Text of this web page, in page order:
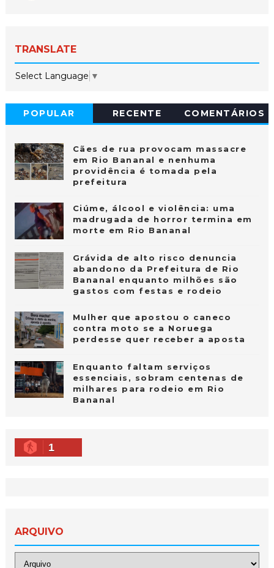
TRANSLATE
Select Language ▼
POPULAR RECENTE COMENTÁRIOS
Cães de rua provocam massacre
em Rio Bananal e nenhuma
providência é tomada pela
prefeitura
Ciúme, álcool e violência: uma
madrugada de horror termina em
morte em Rio Bananal
Grávida de alto risco denuncia
abandono da Prefeitura de Rio
Bananal enquanto milhões são
gastos com festas e rodeio
Mulher que apostou o caneco
contra moto se a Noruega
perdesse quer receber a aposta
Enquanto faltam serviços
essenciais, sobram centenas de
milhares para rodeio em Rio
Bananal
1
ARQUIVO